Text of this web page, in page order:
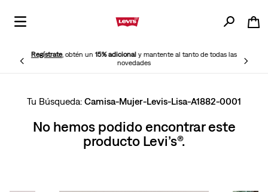
Regístrate, obtén un15% adicionaly mantente al tanto de todas las
novedades
Camisa-Mujer-Levis-Lisa-A1882-0001
No hemos podido encontrar este
producto Levi’s®.